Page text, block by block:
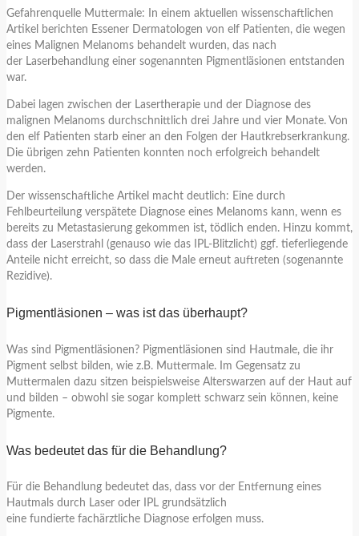
Gefahrenquelle Muttermale: In einem aktuellen wissenschaftlichen
Artikel berichten Essener Dermatologen von elf Patienten, die wegen
eines Malignen Melanoms behandelt wurden, das nach
der Laserbehandlung einer sogenannten Pigmentläsionen entstanden
war.
Dabei lagen zwischen der Lasertherapie und der Diagnose des
malignen Melanoms durchschnittlich drei Jahre und vier Monate. Von
den elf Patienten starb einer an den Folgen der Hautkrebserkrankung.
Die übrigen zehn Patienten konnten noch erfolgreich behandelt
werden.
Der wissenschaftliche Artikel macht deutlich: Eine durch
Fehlbeurteilung verspätete Diagnose eines Melanoms kann, wenn es
bereits zu Metastasierung gekommen ist, tödlich enden. Hinzu kommt,
dass der Laserstrahl (genauso wie das IPL-Blitzlicht) ggf. tieferliegende
Anteile nicht erreicht, so dass die Male erneut auftreten (sogenannte
Rezidive).
Pigmentläsionen – was ist das überhaupt?
Was sind Pigmentläsionen? Pigmentläsionen sind Hautmale, die ihr
Pigment selbst bilden, wie z.B. Muttermale. Im Gegensatz zu
Muttermalen dazu sitzen beispielsweise Alterswarzen auf der Haut auf
und bilden – obwohl sie sogar komplett schwarz sein können, keine
Pigmente.
Was bedeutet das für die Behandlung?
Für die Behandlung bedeutet das, dass vor der Entfernung eines
Hautmals durch Laser oder IPL grundsätzlich
eine fundierte fachärztliche Diagnose erfolgen muss.